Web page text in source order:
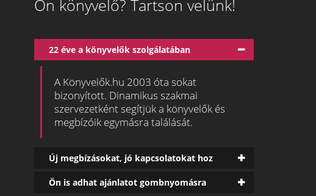
Ön könyvelő? Tartson velünk!
22 éve a könyvelők szolgálatában
A Könyvelők.hu 2003 óta sokat
bizonyított. Dinamikus szakmai
szervezetként segítjük a könyvelők és
megbízóik egymásra találását.
Új megbízásokat, jó kapcsolatokat hoz
Ön is adhat ajánlatot gombnyomásra